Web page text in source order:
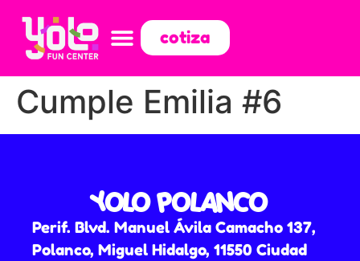
cotiza
Cumple Emilia #6
YOLO POLANCO
Perif. Blvd. Manuel Ávila Camacho 137,
Polanco, Miguel Hidalgo, 11550 Ciudad